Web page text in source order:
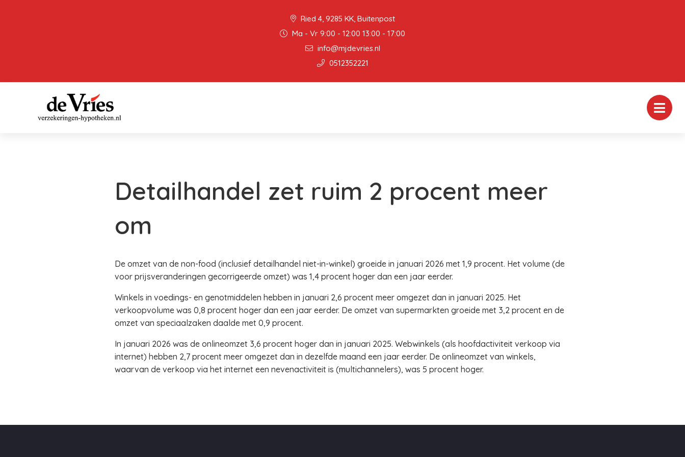
Ried 4, 9285 KK, Buitenpost
Ma - Vr 9:00 - 12:00 13:00 - 17:00
info@mjdevries.nl
0512352221
Detailhandel zet ruim 2 procent meer
om
De omzet van de non-food (inclusief detailhandel niet-in-winkel) groeide in januari 2026 met 1,9 procent. Het volume (de
voor prijsveranderingen gecorrigeerde omzet) was 1,4 procent hoger dan een jaar eerder.
Winkels in voedings- en genotmiddelen hebben in januari 2,6 procent meer omgezet dan in januari 2025. Het
verkoopvolume was 0,8 procent hoger dan een jaar eerder. De omzet van supermarkten groeide met 3,2 procent en de
omzet van speciaalzaken daalde met 0,9 procent.
In januari 2026 was de onlineomzet 3,6 procent hoger dan in januari 2025. Webwinkels (als hoofdactiviteit verkoop via
internet) hebben 2,7 procent meer omgezet dan in dezelfde maand een jaar eerder. De onlineomzet van winkels,
waarvan de verkoop via het internet een nevenactiviteit is (multichannelers), was 5 procent hoger.